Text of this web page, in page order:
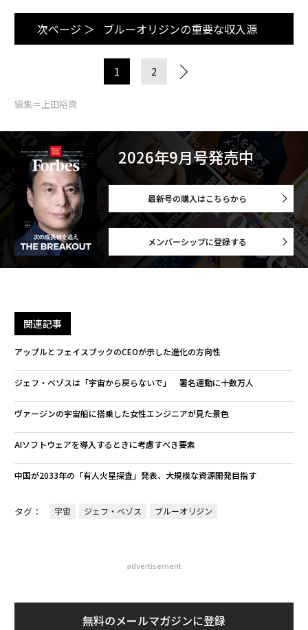
次ページ ＞ ブルーオリジンの重要な収入源
1 2
編集＝上田裕資
2026年9月号発売中
最新号の購入はこちらから
メンバーシップに登録する
関連記事
アップルとフェイスブックのCEOが示した進化の方向性
ジェフ・ベゾスは「宇宙から戻らないで」 署名運動に十数万人
ヴァージンの宇宙船に搭乗した女性エンジニアが見た景色
AIソフトウェアを導入するときに考慮すべき要素
中国が2033年の「有人火星探査」発表、大規模な資源開発目指す
タグ： 宇宙 ジェフ・ベゾス ブルーオリジン
advertisement
無料のメールマガジンに登録